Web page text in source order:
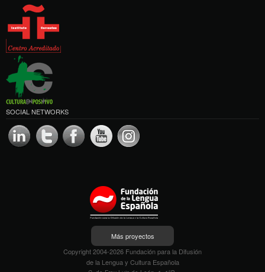
SOCIAL NETWORKS
Más proyectos
Copyright 2004-2026 Fundación para la Difusión
de la Lengua y Cultura Española